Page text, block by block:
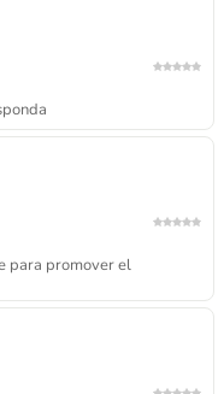
para promover el